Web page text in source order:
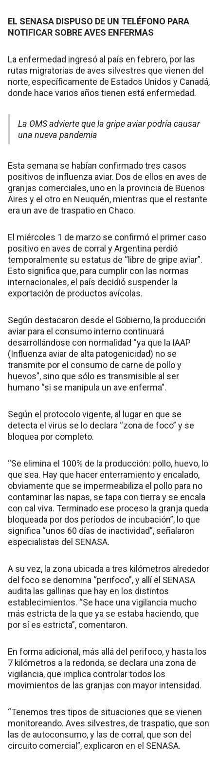
EL SENASA DISPUSO DE UN TELÉFONO PARA
NOTIFICAR SOBRE AVES ENFERMAS
La enfermedad ingresó al país en febrero, por las
rutas migratorias de aves silvestres que vienen del
norte, específicamente de Estados Unidos y Canadá,
donde hace varios años tienen está enfermedad.
La OMS advierte que la gripe aviar podría causar
una nueva pandemia
Esta semana se habían confirmado tres casos
positivos de influenza aviar. Dos de ellos en aves de
granjas comerciales, uno en la provincia de Buenos
Aires y el otro en Neuquén, mientras que el restante
era un ave de traspatio en Chaco.
El miércoles 1 de marzo se confirmó el primer caso
positivo en aves de corral y Argentina perdió
temporalmente su estatus de “libre de gripe aviar”.
Esto significa que, para cumplir con las normas
internacionales, el país decidió suspender la
exportación de productos avícolas.
Según destacaron desde el Gobierno, la producción
aviar para el consumo interno continuará
desarrollándose con normalidad “ya que la IAAP
(Influenza aviar de alta patogenicidad) no se
transmite por el consumo de carne de pollo y
huevos”, sino que sólo es transmisible al ser
humano “si se manipula un ave enferma”.
Según el protocolo vigente, al lugar en que se
detecta el virus se lo declara “zona de foco” y se
bloquea por completo.
“Se elimina el 100% de la producción: pollo, huevo, lo
que sea. Hay que hacer enterramiento y encalado,
obviamente que se impermeabiliza el pollo para no
contaminar las napas, se tapa con tierra y se encala
con cal viva. Terminado ese proceso la granja queda
bloqueada por dos períodos de incubación”, lo que
significa “unos 60 días de inactividad”, señalaron
especialistas del SENASA.
A su vez, la zona ubicada a tres kilómetros alrededor
del foco se denomina “perifoco”, y allí el SENASA
audita las gallinas que hay en los distintos
establecimientos. “Se hace una vigilancia mucho
más estricta de la que ya se estaba haciendo, que
por sí es estricta”, comentaron.
En forma adicional, más allá del perifoco, y hasta los
7 kilómetros a la redonda, se declara una zona de
vigilancia, que implica controlar todos los
movimientos de las granjas con mayor intensidad.
“Tenemos tres tipos de situaciones que se vienen
monitoreando. Aves silvestres, de traspatio, que son
las de autoconsumo, y las de corral, que son del
circuito comercial”, explicaron en el SENASA.